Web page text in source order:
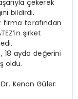
çekerek
bildirdi.
firma tarafından
şirket
ayda değerini
oldu.
Kenan Güler: